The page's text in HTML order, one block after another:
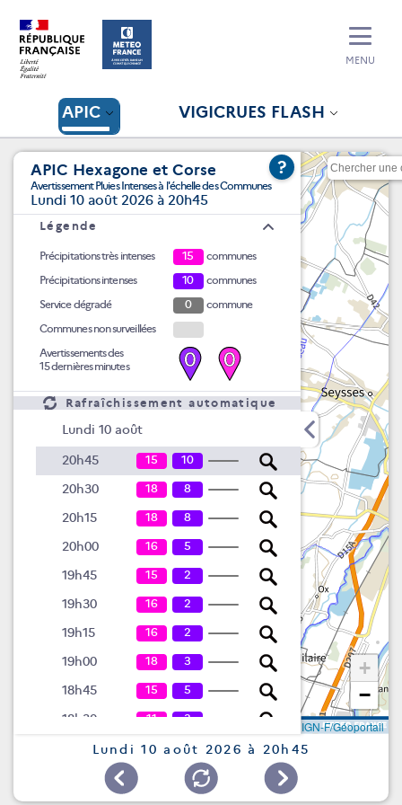
APIC VIGICRUES FLASH
MENU
APIC Hexagone et Corse
Avertissement Pluies Intenses à l'échelle des Communes
Lundi 10 août 2026 à 20h45
?
Légende
Précipitations très intenses 15
communes
Précipitations intenses
10
communes
Service dégradé
0
commune
Communes non surveillées
Avertissements des
15 dernières minutes
0 0
Rafraîchissement automatique
Lundi 10 août
20h45 15 10
20h30 18 8
20h15 18 8
20h00 16 5
19h45 15 2
19h30 16 2
19h15 16 2
19h00 18 3
18h45 15 5
18h30 11 3
18h15 8 2
2
+
−
IGN-F/Géoportail
Lundi 10 août 2026 à 20h45